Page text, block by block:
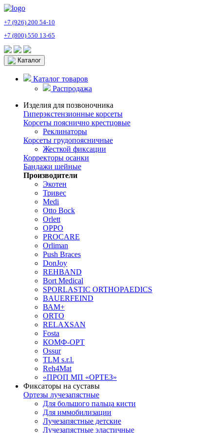
+7 (926) 200 54-10
+7 (800) 550 13-65
Каталог
Каталог товаров
Распродажа
Изделия для позвоночника
Гиперэкстензионные корсеты
Корсеты пояснично крестцовые
Реклинаторы
Корсеты грудопоясничные
Жесткой фиксации
Корректоры осанки
Бандажи шейные
Производители
Экотен
Тривес
Medi
Otto Bock
Orlett
OPPO
PROCARE
Orliman
Push Braces
DonJoy
REHBAND
Bort Medical
SPORLASTIC ORTHOPAEDICS
BAUERFEIND
ВАМ+
ORTO
RELAXSAN
Fosta
КОМФ-ОРТ
Ossur
TLM s.r.l.
Reh4Mat
«ПРОП МП «ОРТЕЗ»
Фиксаторы на суставы
Ортезы лучезапястные
Для большого пальца кисти
Для иммобилизации
Лучезапястные детские
Лучезапястные эластичные